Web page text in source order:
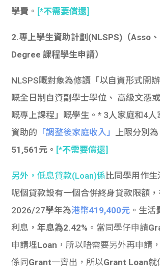
學費。 [*不需要償還]
2.專上學生資助計劃(NLSPS)（Asso
Degree 課程學生申請）
NLSPS嘅對象為修讀「以自資形式開
嘅全日制自資副學士學位、 高級文憑
嘅專上課程」嘅學生。* 3人家庭和4人
資助的 「調整後家庭收入」上限分別為
51,561元。 [*不需要償還]
另外，低息貸款(Loan)係比同學用作生
呢個貸款設有一個合併終身貸款限額
2026/27學年為港幣419,400元 。生
利息，年息為2.42% 。 當同學仔申請
申請埋Loan ，所以唔需要另外再申請
係同Grant一齊出，所以Grant Loan就